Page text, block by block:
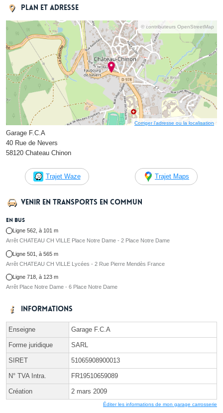
Plan et adresse
© contributeurs OpenStreetMap
Corriger l’adresse ou la localisation
Garage F.C.A
40 Rue de Nevers
58120 Chateau Chinon
Trajet Waze Trajet Maps
Venir en transports en commun
En bus
Ligne 562, à 101 m
Arrêt CHATEAU CH VILLE Place Notre Dame - 2 Place Notre Dame
Ligne 501, à 565 m
Arrêt CHATEAU CH VILLE Lycées - 2 Rue Pierre Mendès France
Ligne 718, à 123 m
Arrêt Place Notre Dame - 6 Place Notre Dame
Informations
Enseigne Garage F.C.A
Forme juridique SARL
SIRET 51065908900013
N° TVA Intra. FR19510659089
Création 2 mars 2009
Éditer les informations de mon garage carrosserie